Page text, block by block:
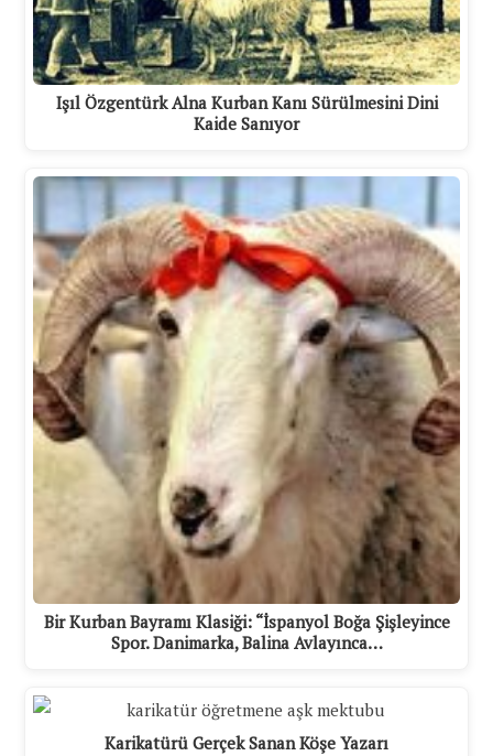
Işıl Özgentürk Alna Kurban Kanı Sürülmesini Dini
Kaide Sanıyor
Bir Kurban Bayramı Klasiği: “İspanyol Boğa Şişleyince
Spor. Danimarka, Balina Avlayınca…
Karikatürü Gerçek Sanan Köşe Yazarı